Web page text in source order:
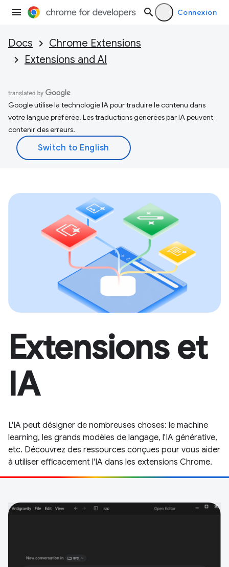
Connexion
Docs
Chrome Extensions
Extensions and AI
Google utilise la technologie IA pour traduire le contenu dans
votre langue préférée. Les traductions générées par IA peuvent
contenir des erreurs.
Extensions et
IA
L'IA peut désigner de nombreuses choses: le machine
learning, les grands modèles de langage, l'IA générative,
etc. Découvrez des ressources conçues pour vous aider
à utiliser efficacement l'IA dans les extensions Chrome.